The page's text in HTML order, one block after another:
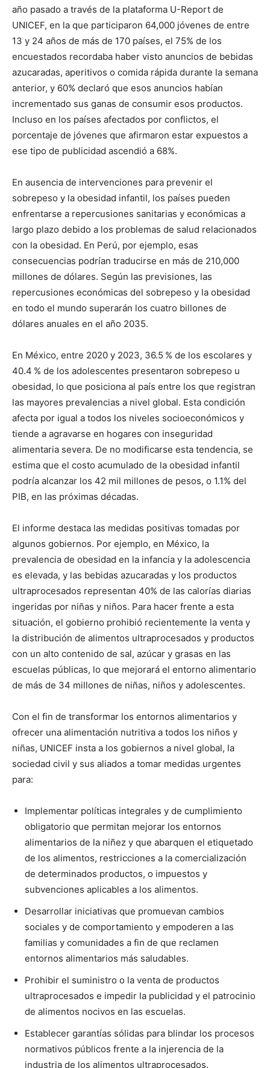
año pasado a través de la plataforma U-Report de
UNICEF, en la que participaron 64,000 jóvenes de entre
13 y 24 años de más de 170 países, el 75% de los
encuestados recordaba haber visto anuncios de bebidas
azucaradas, aperitivos o comida rápida durante la semana
anterior, y 60% declaró que esos anuncios habían
incrementado sus ganas de consumir esos productos.
Incluso en los países afectados por conflictos, el
porcentaje de jóvenes que afirmaron estar expuestos a
ese tipo de publicidad ascendió a 68%.
En ausencia de intervenciones para prevenir el
sobrepeso y la obesidad infantil, los países pueden
enfrentarse a repercusiones sanitarias y económicas a
largo plazo debido a los problemas de salud relacionados
con la obesidad. En Perú, por ejemplo, esas
consecuencias podrían traducirse en más de 210,000
millones de dólares. Según las previsiones, las
repercusiones económicas del sobrepeso y la obesidad
en todo el mundo superarán los cuatro billones de
dólares anuales en el año 2035.
En México, entre 2020 y 2023, 36.5 % de los escolares y
40.4 % de los adolescentes presentaron sobrepeso u
obesidad, lo que posiciona al país entre los que registran
las mayores prevalencias a nivel global. Esta condición
afecta por igual a todos los niveles socioeconómicos y
tiende a agravarse en hogares con inseguridad
alimentaria severa. De no modificarse esta tendencia, se
estima que el costo acumulado de la obesidad infantil
podría alcanzar los 42 mil millones de pesos, o 1.1% del
PIB, en las próximas décadas.
El informe destaca las medidas positivas tomadas por
algunos gobiernos. Por ejemplo, en México, la
prevalencia de obesidad en la infancia y la adolescencia
es elevada, y las bebidas azucaradas y los productos
ultraprocesados representan 40% de las calorías diarias
ingeridas por niñas y niños. Para hacer frente a esta
situación, el gobierno prohibió recientemente la venta y
la distribución de alimentos ultraprocesados y productos
con un alto contenido de sal, azúcar y grasas en las
escuelas públicas, lo que mejorará el entorno alimentario
de más de 34 millones de niñas, niños y adolescentes.
Con el fin de transformar los entornos alimentarios y
ofrecer una alimentación nutritiva a todos los niños y
niñas, UNICEF insta a los gobiernos a nivel global, la
sociedad civil y sus aliados a tomar medidas urgentes
para:
Implementar políticas integrales y de cumplimiento
obligatorio que permitan mejorar los entornos
alimentarios de la niñez y que abarquen el etiquetado
de los alimentos, restricciones a la comercialización
de determinados productos, o impuestos y
subvenciones aplicables a los alimentos.
Desarrollar iniciativas que promuevan cambios
sociales y de comportamiento y empoderen a las
familias y comunidades a fin de que reclamen
entornos alimentarios más saludables.
Prohibir el suministro o la venta de productos
ultraprocesados e impedir la publicidad y el patrocinio
de alimentos nocivos en las escuelas.
Establecer garantías sólidas para blindar los procesos
normativos públicos frente a la injerencia de la
industria de los alimentos ultraprocesados.